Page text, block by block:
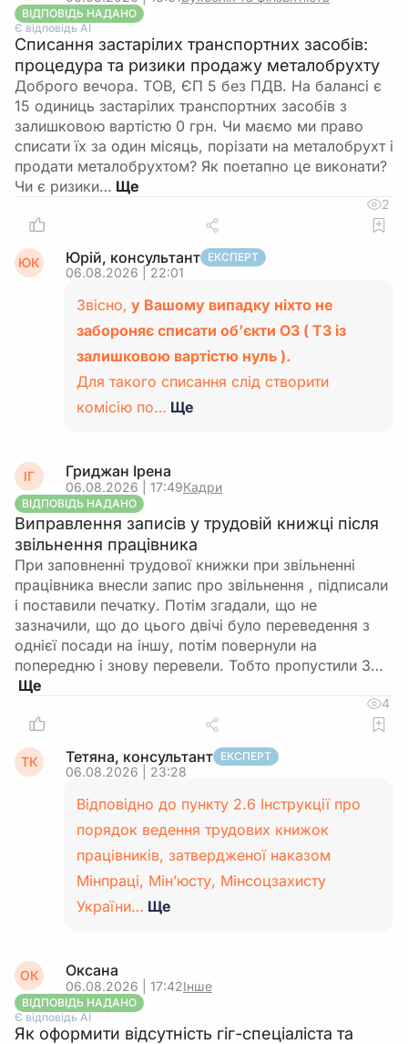
ВІДПОВІДЬ НАДАНО
Є відповідь АІ
Списання застарілих транспортних засобів:
процедура та ризики продажу металобрухту
Доброго вечора. ТОВ, ЄП 5 без ПДВ. На балансі є
15 одиниць застарілих транспортних засобів з
залишковою вартістю 0 грн. Чи маємо ми право
списати їх за один місяць, порізати на металобрухт і
продати металобрухтом? Як поетапно це виконати?
Чи є ризики…
2
ЮК Юрій, консультант ЕКСПЕРТ
06.08.2026 | 22:01
Звісно, у Вашому випадку ніхто не
забороняє списати об’єкти ОЗ ( ТЗ із
залишковою вартістю нуль ).
Для такого списання слід створити
комісію по… Ще
ІГ Гриджан Ірена
06.08.2026 | 17:49Кадри
ВІДПОВІДЬ НАДАНО
Виправлення записів у трудовій книжці після
звільнення працівника
При заповненні трудової книжки при звільненні
працівника внесли запис про звільнення , підписали
і поставили печатку. Потім згадали, що не
зазначили, що до цього двічі було переведення з
однієї посади на іншу, потім повернули на
попередню і знову перевели. Тобто пропустили 3…
4
ТК Тетяна, консультант ЕКСПЕРТ
06.08.2026 | 23:28
Відповідно до пункту 2.6 Інструкції про
порядок ведення трудових книжок
працівників, затвердженої наказом
Мінпраці, Мін’юсту, Мінсоцзахисту
України… Ще
ОК Оксана
06.08.2026 | 17:42Інше
ВІДПОВІДЬ НАДАНО
Є відповідь АІ
Як оформити відсутність гіг-спеціаліста та